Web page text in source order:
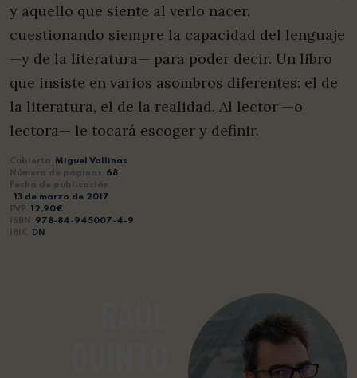
y aquello que siente al verlo nacer,
cuestionando siempre la capacidad del lenguaje
—y de la literatura— para poder decir. Un libro
que insiste en varios asombros diferentes: el de
la literatura, el de la realidad. Al lector —o
lectora— le tocará escoger y definir.
Cubierta Miguel Vallinas
Número de páginas 68
Fecha de publicación
13 de marzo de 2017
PVP 12,90€
ISBN
978-84-945007-4-9
IBIC
DN